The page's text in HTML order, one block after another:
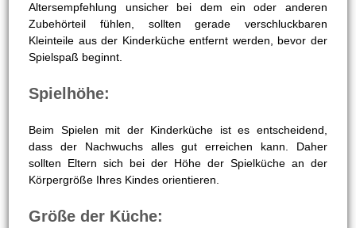
Altersempfehlung unsicher bei dem ein oder anderen
Zubehörteil fühlen, sollten gerade verschluckbaren
Kleinteile aus der Kinderküche entfernt werden, bevor der
Spielspaß beginnt.
Spielhöhe:
Beim Spielen mit der Kinderküche ist es entscheidend,
dass der Nachwuchs alles gut erreichen kann. Daher
sollten Eltern sich bei der Höhe der Spielküche an der
Körpergröße Ihres Kindes orientieren.
Größe der Küche: